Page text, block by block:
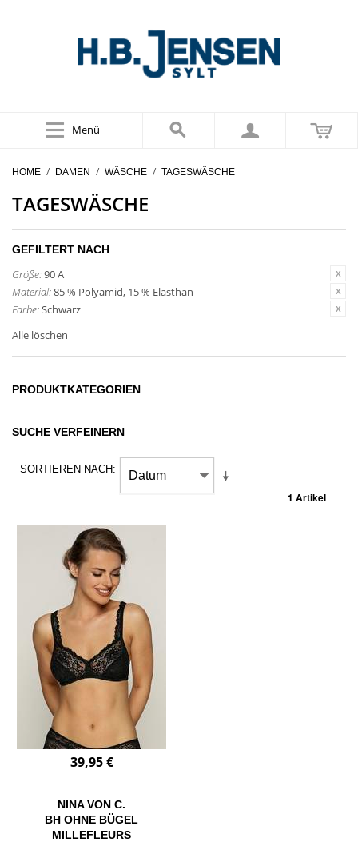
Menü
HOME / DAMEN / WÄSCHE / TAGESWÄSCHE
TAGESWÄSCHE
GEFILTERT NACH
Größe:90 A
Material:85 % Polyamid, 15 % Elasthan
Farbe:Schwarz
Alle löschen
PRODUKTKATEGORIEN
SUCHE VERFEINERN
SORTIEREN NACH
1 Artikel
39,95 €
NINA VON C.
BH OHNE BÜGEL
MILLEFLEURS